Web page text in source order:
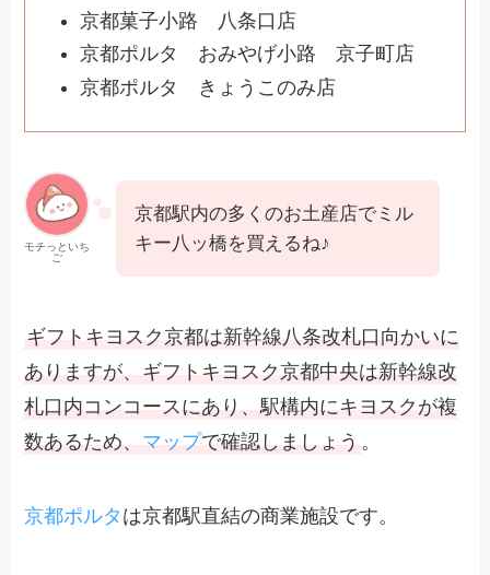
京都菓子小路 八条口店
京都ポルタ おみやげ小路 京子町店
京都ポルタ きょうこのみ店
モチっといち
ご
京都駅内の多くのお土産店でミル
キー八ッ橋を買えるね♪
ギフトキヨスク京都は新幹線八条改札口向かいに
ありますが、ギフトキヨスク京都中央は新幹線改
札口内コンコースにあり、駅構内にキヨスクが複
数あるため、 マップで確認しましょう 。
京都ポルタ は京都駅直結の商業施設です。